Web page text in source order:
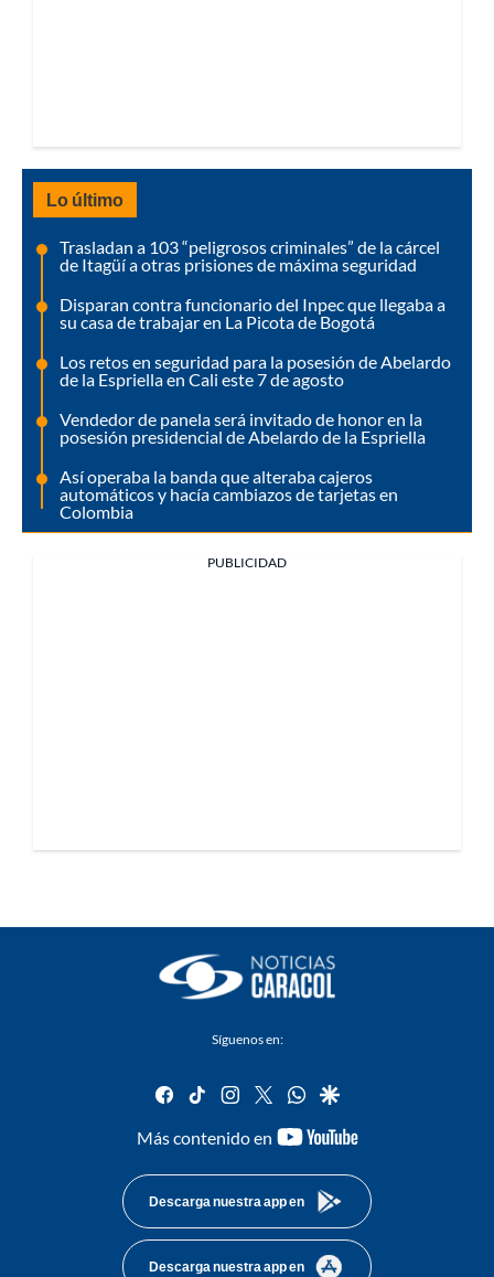
Lo último
Trasladan a 103 “peligrosos criminales” de la cárcel
de Itagüí a otras prisiones de máxima seguridad
Disparan contra funcionario del Inpec que llegaba a
su casa de trabajar en La Picota de Bogotá
Los retos en seguridad para la posesión de Abelardo
de la Espriella en Cali este 7 de agosto
Vendedor de panela será invitado de honor en la
posesión presidencial de Abelardo de la Espriella
Así operaba la banda que alteraba cajeros
automáticos y hacía cambiazos de tarjetas en
Colombia
PUBLICIDAD
Síguenos en:
facebook
tiktok instagram
twitterwhatsapp
google
Más contenido en
youtube-
Descarga nuestra app en
Descarga nuestra app en